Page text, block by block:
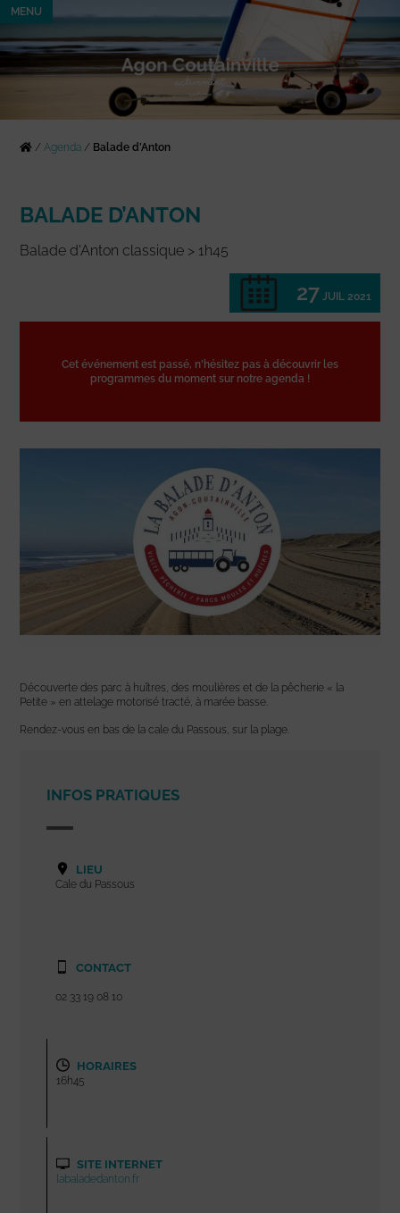
MENU
/Agenda / Balade d’Anton
BALADE D’ANTON
Balade d'Anton classique > 1h45
27 JUIL 2021
Cet événement est passé, n'hésitez pas à découvrir les
programmes du moment sur notre agenda !
Découverte des parc à huîtres, des moulières et de la pêcherie « la
Petite » en attelage motorisé tracté, à marée basse.
Rendez-vous en bas de la cale du Passous, sur la plage.
INFOS PRATIQUES
LIEU
Cale du Passous
CONTACT
02 33 19 08 10
HORAIRES
16h45
SITE INTERNET
labaladedanton.fr